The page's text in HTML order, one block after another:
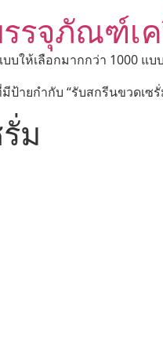
รจุภัณฑ์เ
บให้เลือกมากกว่า 1000 แบ
ป้ายกำกับ “รับสกรีนขวดเซรั่
ม